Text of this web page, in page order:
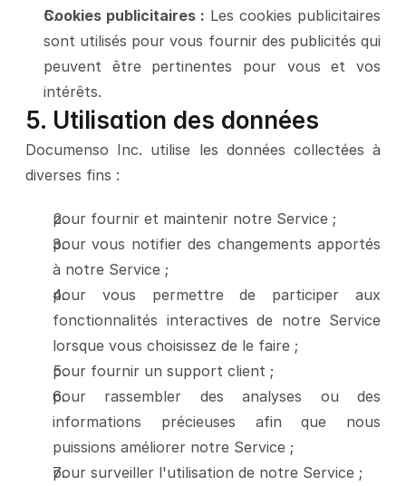
Cookies publicitaires : Les cookies publicitaires
sont utilisés pour vous fournir des publicités qui
peuvent être pertinentes pour vous et vos
intérêts.
5. Utilisation des données
Documenso Inc. utilise les données collectées à
diverses fins :
pour fournir et maintenir notre Service ;
pour vous notifier des changements apportés
à notre Service ;
pour vous permettre de participer aux
fonctionnalités interactives de notre Service
lorsque vous choisissez de le faire ;
pour fournir un support client ;
pour rassembler des analyses ou des
informations précieuses afin que nous
puissions améliorer notre Service ;
pour surveiller l'utilisation de notre Service ;